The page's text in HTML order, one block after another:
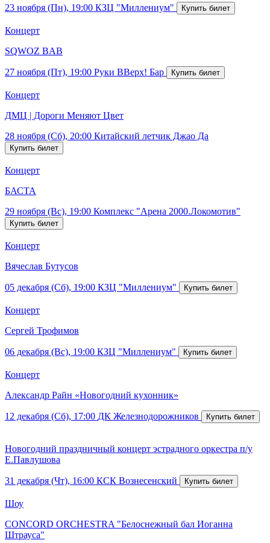
23 ноября (Пн), 19:00 КЗЦ "Миллениум"
Концерт
SQWOZ BAB
27 ноября (Пт), 19:00 Руки ВВерх! Бар
Концерт
ДМЦ | Дороги Меняют Цвет
28 ноября (Сб), 20:00 Китайский летчик Джао Да
Концерт
БАСТА
29 ноября (Вс), 19:00 Комплекс "Арена 2000.Локомотив"
Концерт
Вячеслав Бутусов
05 декабря (Сб), 19:00 КЗЦ "Миллениум"
Концерт
Сергей Трофимов
06 декабря (Вс), 19:00 КЗЦ "Миллениум"
Концерт
Александр Райн «Новогодний кухонник»
12 декабря (Сб), 17:00 ДК Железнодорожников
Новогодний праздничный концерт эстрадного оркестра п/у
Е.Павлушова
31 декабря (Чт), 16:00 КСК Вознесенский
Шоу
CONCORD ORCHESTRA "Белоснежный бал Иоганна
Штрауса"